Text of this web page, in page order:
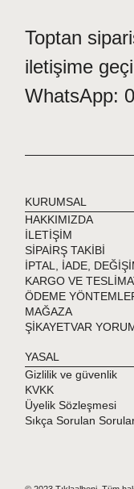
Toptan
iletişime
WhatsApp:
KURUMSAL
HAKKIMIZDA
İLETİŞİM
SİPAİRŞ TAKİBİ
İPTAL, İADE,
KARGO VE
ÖDEME
MAĞAZA
ŞİKAYETVAR
YASAL
Gizlilik ve güvenlik
KVKK
Üyelik Sözleşmesi
Sıkça Sorulan